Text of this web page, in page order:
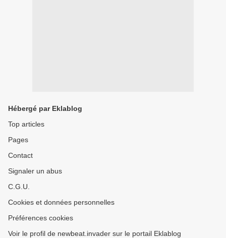
Hébergé par Eklablog
Top articles
Pages
Contact
Signaler un abus
C.G.U.
Cookies et données personnelles
Préférences cookies
Voir le profil de newbeat.invader sur le portail Eklablog